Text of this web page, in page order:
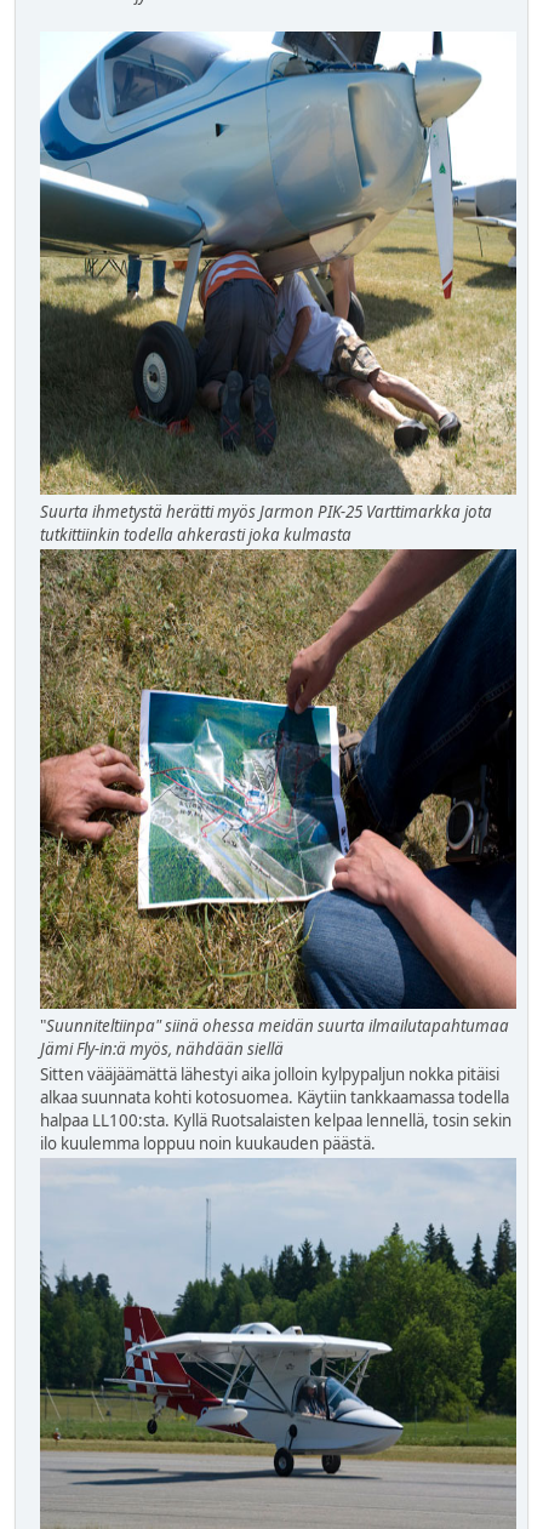
Suurta ihmetystä herätti myös Jarmon PIK-25 Varttimarkka jota
tutkittiinkin todella ahkerasti joka kulmasta
"Suunniteltiinpa" siinä ohessa meidän suurta ilmailutapahtumaa
Jämi Fly-in:ä myös, nähdään siellä
Sitten vääjäämättä lähestyi aika jolloin kylpypaljun nokka pitäisi
alkaa suunnata kohti kotosuomea. Käytiin tankkaamassa todella
halpaa LL100:sta. Kyllä Ruotsalaisten kelpaa lennellä, tosin sekin
ilo kuulemma loppuu noin kuukauden päästä.